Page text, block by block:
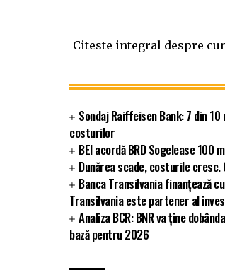
Citeste integral despre
Sondaj Raiffeisen Bank: 7 din
costurilor
BEI acordă BRD Sogelease
Dunărea scade, costurile cresc.
Banca Transilvania finanțează
Transilvania este partener al
Analiza BCR: BNR va ține
bază pentru 2026